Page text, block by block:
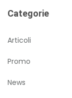
Categorie
Articoli
Promo
News